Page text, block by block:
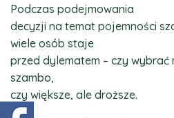
Podczas podejmowania
decyzji na temat pojemności
wiele osób staje
przed dylematem – czy wybrać
szambo,
czy większe, ale droższe.